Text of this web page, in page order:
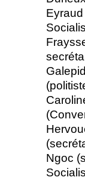
Ngoc